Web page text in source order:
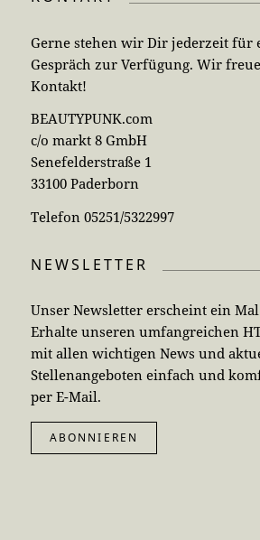
Gerne stehen wir Dir jederzeit für
Gespräch zur Verfügung. Wir
Kontakt!
BEAUTYPUNK.com
c/o markt 8 GmbH
Senefelderstraße 1
33100 Paderborn
Telefon 05251/5322997
NEWSLETTER
Unser Newsletter erscheint ein
Erhalte unseren umfangreichen
mit allen wichtigen News und
Stellenangeboten einfach und
per E-Mail.
ABONNIEREN